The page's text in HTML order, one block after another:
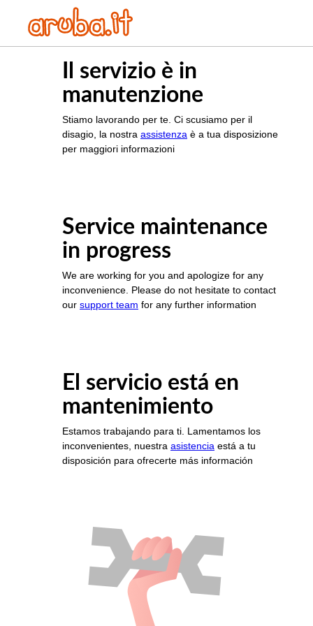
Il servizio è in
manutenzione
Stiamo lavorando per te. Ci scusiamo per il
disagio, la nostra assistenza è a tua disposizione
per maggiori informazioni
Service maintenance
in progress
We are working for you and apologize for any
inconvenience. Please do not hesitate to contact
our support team for any further information
El servicio está en
mantenimiento
Estamos trabajando para ti. Lamentamos los
inconvenientes, nuestra asistencia está a tu
disposición para ofrecerte más información